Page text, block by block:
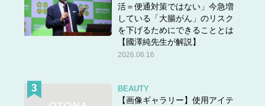
活＝便通対策ではない」今急増
している「大腸がん」のリスク
を下げるためにできることとは
【國澤純先生が解説】
2026.06.16
BEAUTY
【画像ギャラリー】使用アイテ